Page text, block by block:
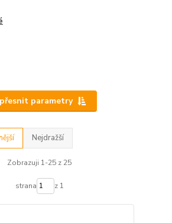
parametry
Nejdražší
Zobrazuji 1-25 z 25
strana z 1